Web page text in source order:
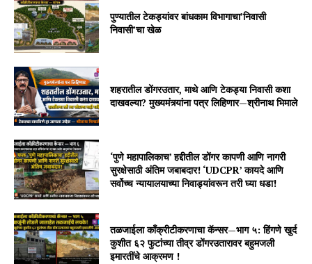
पुण्यातील टेकड्यांवर बांधकाम विभागाचा’निवासी
निवासी’चा खेळ
शहरातील डोंगरउतार, माथे आणि टेकड्या निवासी कशा
दाखवल्या? मुख्यमंत्र्यांना पत्र लिहिणार—श्रीनाथ भिमाले
‘पुणे महापालिकाच’ हद्दीतील डोंगर कापणी आणि नागरी
सुरक्षेसाठी अंतिम जबाबदार! ‘UDCPR’ कायदे आणि
सर्वोच्च न्यायालयाच्या निवाड्यांवरून तरी घ्या धडा!
तळजाईला काँक्रीटीकरणाचा कॅन्सर—भाग ५: हिंगणे खुर्द
कुशीत ६२ फुटांच्या तीव्र डोंगरउतारावर बहुमजली
इमारतींचे आक्रमण !